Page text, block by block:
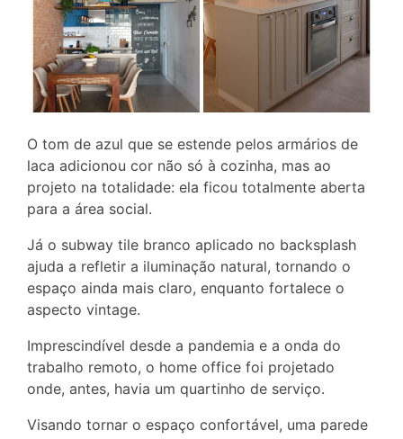
O tom de azul que se estende pelos armários de
laca adicionou cor não só à cozinha, mas ao
projeto na totalidade: ela ficou totalmente aberta
para a área social.
Já o subway tile branco aplicado no backsplash
ajuda a refletir a iluminação natural, tornando o
espaço ainda mais claro, enquanto fortalece o
aspecto vintage.
Imprescindível desde a pandemia e a onda do
trabalho remoto, o home office foi projetado
onde, antes, havia um quartinho de serviço.
Visando tornar o espaço confortável, uma parede